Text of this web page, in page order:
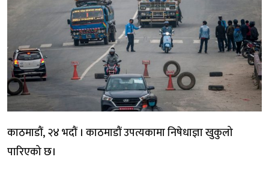
काठमाडौं, २४ भदौं । काठमाडौं उपत्यकामा निषेधाज्ञा खुकुलो
पारिएको छ।